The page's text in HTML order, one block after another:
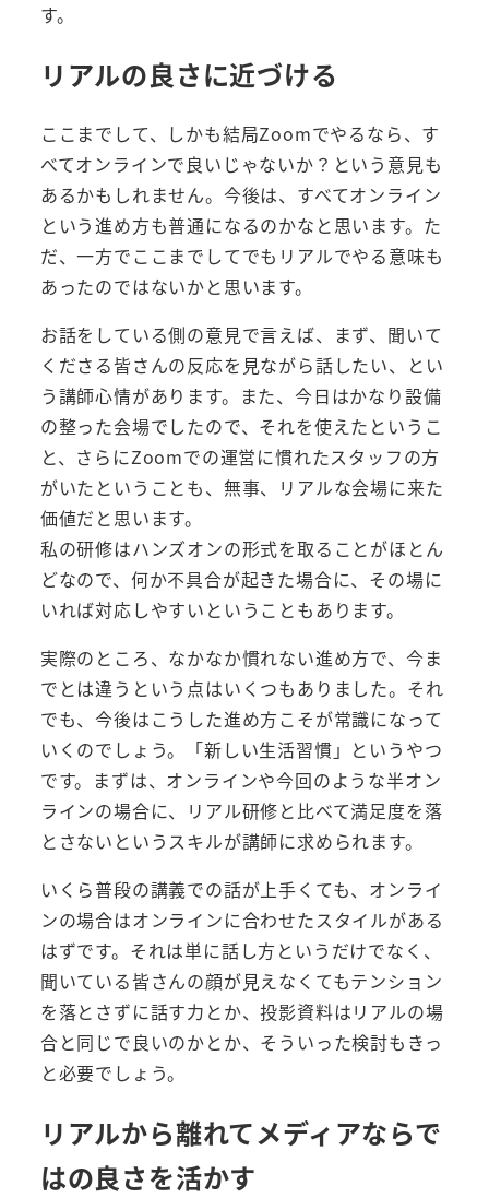
す。
リアルの良さに近づける
ここまでして、しかも結局Zoomでやるなら、す
べてオンラインで良いじゃないか？という意見も
あるかもしれません。今後は、すべてオンライン
という進め方も普通になるのかなと思います。た
だ、一方でここまでしてでもリアルでやる意味も
あったのではないかと思います。
お話をしている側の意見で言えば、まず、聞いて
くださる皆さんの反応を見ながら話したい、とい
う講師心情があります。また、今日はかなり設備
の整った会場でしたので、それを使えたというこ
と、さらにZoomでの運営に慣れたスタッフの方
がいたということも、無事、リアルな会場に来た
価値だと思います。
私の研修はハンズオンの形式を取ることがほとん
どなので、何か不具合が起きた場合に、その場に
いれば対応しやすいということもあります。
実際のところ、なかなか慣れない進め方で、今ま
でとは違うという点はいくつもありました。それ
でも、今後はこうした進め方こそが常識になって
いくのでしょう。「新しい生活習慣」というやつ
です。まずは、オンラインや今回のような半オン
ラインの場合に、リアル研修と比べて満足度を落
とさないというスキルが講師に求められます。
いくら普段の講義での話が上手くても、オンライ
ンの場合はオンラインに合わせたスタイルがある
はずです。それは単に話し方というだけでなく、
聞いている皆さんの顔が見えなくてもテンション
を落とさずに話す力とか、投影資料はリアルの場
合と同じで良いのかとか、そういった検討もきっ
と必要でしょう。
リアルから離れてメディアならで
はの良さを活かす